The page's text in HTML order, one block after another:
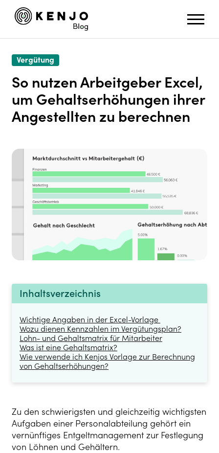
Vergütung
So nutzen Arbeitgeber Excel,
um Gehaltserhöhungen ihrer
Angestellten zu berechnen
Inhaltsverzeichnis
Wichtige Angaben in der Excel-Vorlage
Wozu dienen Kennzahlen im Vergütungsplan?
Lohn- und Gehaltsmatrix für Mitarbeiter
Was ist eine Gehaltsmatrix?
Wie verwende ich Kenjos Vorlage zur Berechnung
von Gehaltserhöhungen?
Zu den schwierigsten und gleichzeitig wichtigsten
Aufgaben einer Personalabteilung gehört ein
vernünftiges Entgeltmanagement zur Festlegung
von Löhnen und Gehältern.